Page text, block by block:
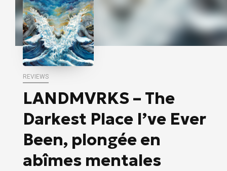
REVIEWS
LANDMVRKS – The
Darkest Place I’ve Ever
Been, plongée en
abîmes mentales